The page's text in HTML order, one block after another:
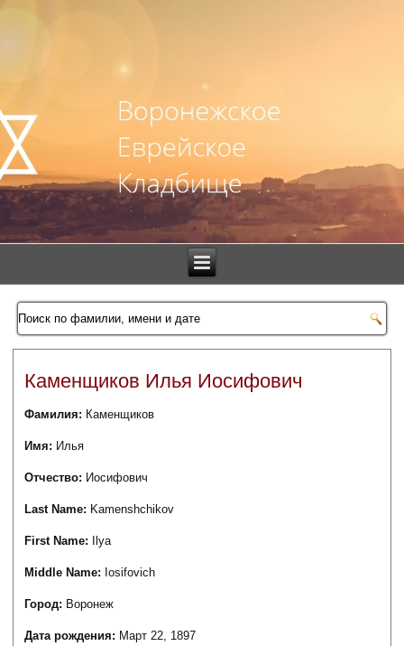
Каменщиков Илья Иосифович
Фамилия: Каменщиков
Имя: Илья
Отчество: Иосифович
Last Name: Kamenshchikov
First Name: Ilya
Middle Name: Iosifovich
Город: Воронеж
Дата рождения: Март 22, 1897